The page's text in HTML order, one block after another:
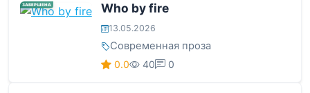
ЗАВЕРШЕНА Who by fire
13.05.2026
Современная проза
0.0 40 0